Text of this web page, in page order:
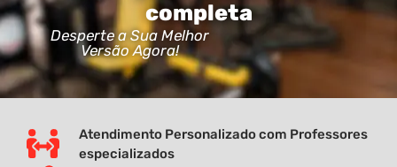
completa
Desperte a Sua Melhor
Versão Agora!
Atendimento Personalizado com Professores
especializados